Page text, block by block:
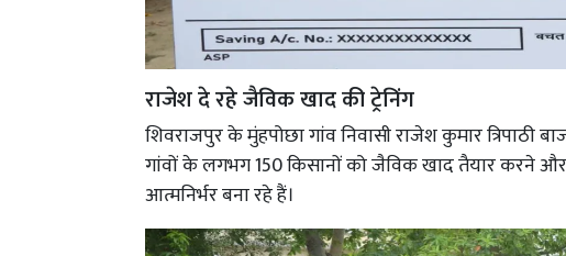
राजेश दे रहे जैविक खाद की ट्रेनिंग
शिवराजपुर के मुंहपोछा गांव निवासी राजेश कुमार त्रिपाठी
गांवों के लगभग 150 किसानों को जैविक खाद तैयार करने
आत्मनिर्भर बना रहे हैं।